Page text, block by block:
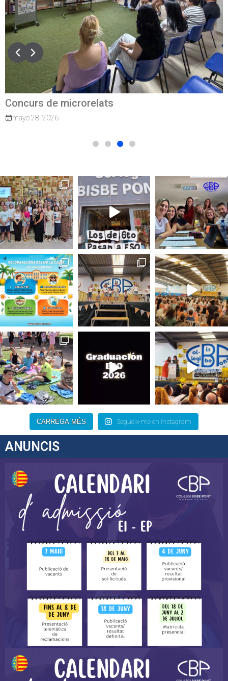
Concurs de microrelats
mayo 28, 2026
CARREGA MÉS Segueix-me en Instagram
ANUNCIS